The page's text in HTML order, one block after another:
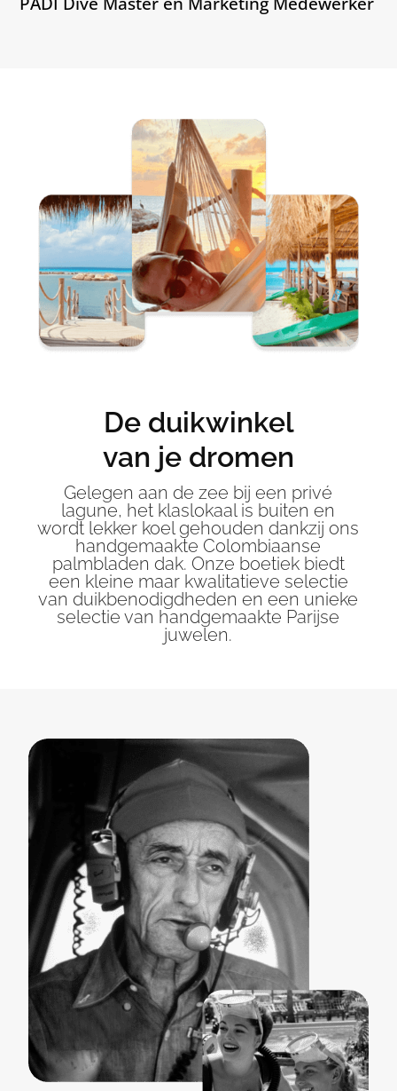
De duikwinkel
van je dromen
Gelegen aan de zee bij een privé
lagune, het klaslokaal is buiten en
wordt lekker koel gehouden dankzij ons
handgemaakte Colombiaanse
palmbladen dak. Onze boetiek biedt
een kleine maar kwalitatieve selectie
van duikbenodigdheden en een unieke
selectie van handgemaakte Parijse
juwelen.